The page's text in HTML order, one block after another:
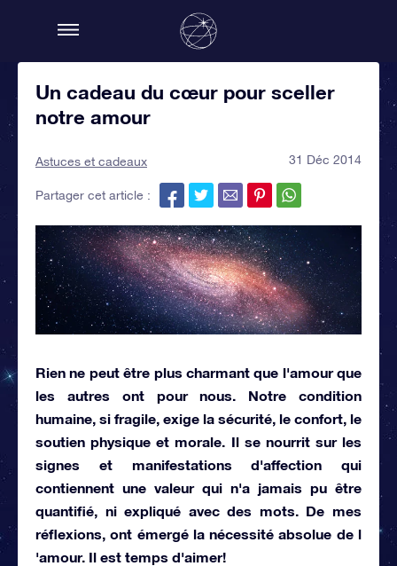
Un cadeau du cœur pour sceller
notre amour
Astuces et cadeaux 31 Déc 2014
Partager cet article :
Rien ne peut être plus charmant que l'amour que
les autres ont pour nous. Notre condition
humaine, si fragile, exige la sécurité, le confort, le
soutien physique et morale. Il se nourrit sur les
signes et manifestations d'affection qui
contiennent une valeur qui n'a jamais pu être
quantifié, ni expliqué avec des mots. De mes
réflexions, ont émergé la nécessité absolue de l
'amour. Il est temps d'aimer!